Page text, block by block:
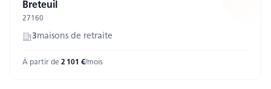
Breteuil
27160
3maisons de retraite
À partir de 2 101 €/mois